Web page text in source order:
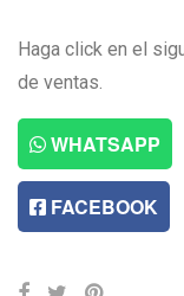
Haga click en el
de ventas.
WHATSAPP
FACEBOOK